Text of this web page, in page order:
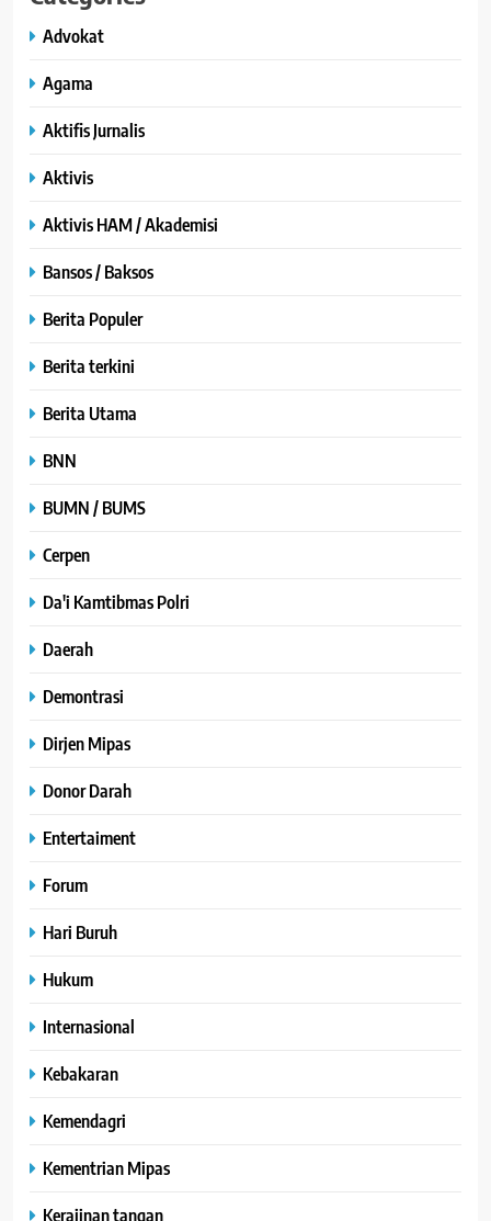
Advokat
Agama
Aktifis Jurnalis
Aktivis
Aktivis HAM / Akademisi
Bansos / Baksos
Berita Populer
Berita terkini
Berita Utama
BNN
BUMN / BUMS
Cerpen
Da'i Kamtibmas Polri
Daerah
Demontrasi
Dirjen Mipas
Donor Darah
Entertaiment
Forum
Hari Buruh
Hukum
Internasional
Kebakaran
Kemendagri
Kementrian Mipas
Kerajinan tangan